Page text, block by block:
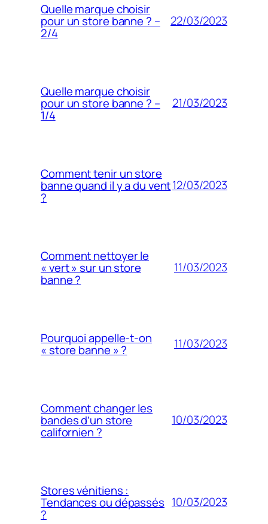
Quelle marque choisir
pour un store banne ? –
2/4
22/03/2023
Quelle marque choisir
pour un store banne ? –
1/4
21/03/2023
Comment tenir un store
banne quand il y a du vent
?
12/03/2023
Comment nettoyer le
« vert » sur un store
banne ?
11/03/2023
Pourquoi appelle-t-on
« store banne » ? 11/03/2023
Comment changer les
bandes d’un store
californien ?
10/03/2023
Stores vénitiens :
Tendances ou dépassés
?
10/03/2023